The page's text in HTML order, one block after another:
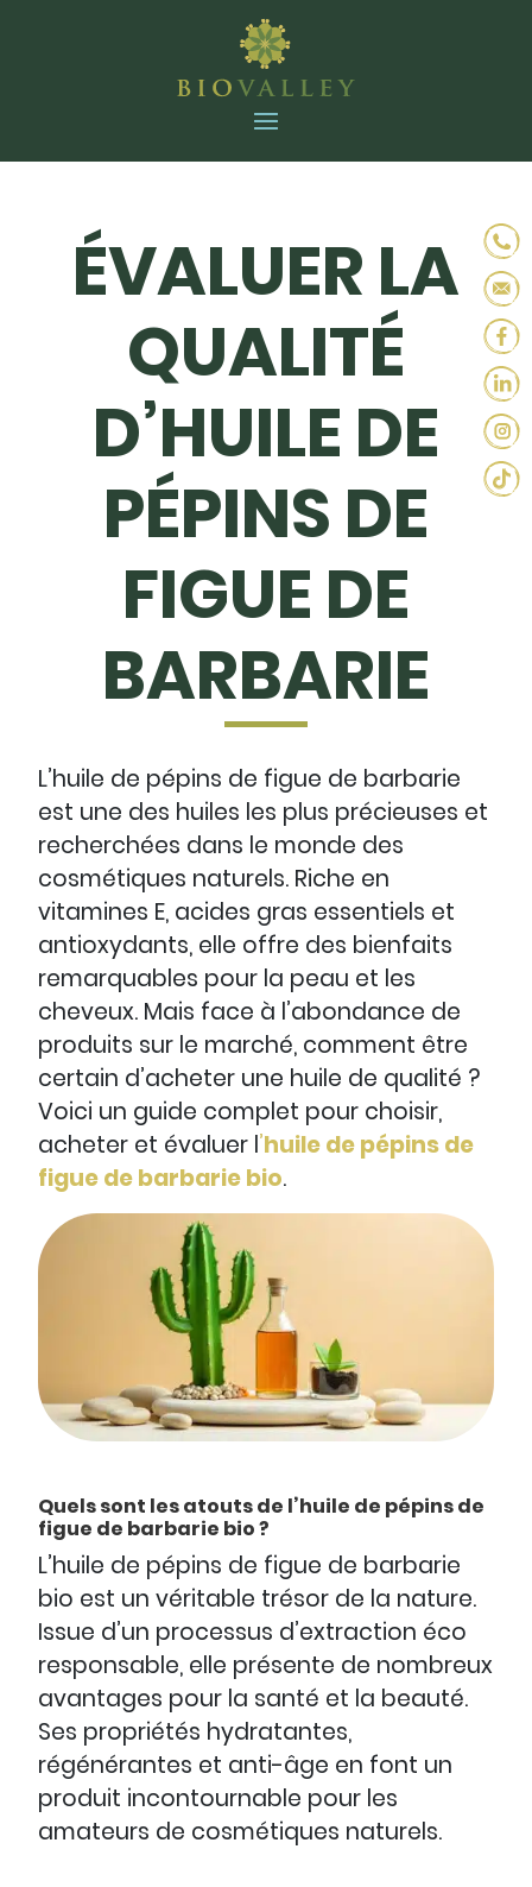
ÉVALUER LA
QUALITÉ
D’HUILE DE
PÉPINS DE
FIGUE DE
BARBARIE
L’huile de pépins de figue de barbarie
est une des huiles les plus précieuses et
recherchées dans le monde des
cosmétiques naturels. Riche en
vitamines E, acides gras essentiels et
antioxydants, elle offre des bienfaits
remarquables pour la peau et les
cheveux. Mais face à l’abondance de
produits sur le marché, comment être
certain d’acheter une huile de qualité ?
Voici un guide complet pour choisir,
acheter et évaluer l’huile de pépins de
figue de barbarie bio.
Quels sont les atouts de l’huile de pépins de
figue de barbarie bio ?
L’huile de pépins de figue de barbarie
bio est un véritable trésor de la nature.
Issue d’un processus d’extraction éco
responsable, elle présente de nombreux
avantages pour la santé et la beauté.
Ses propriétés hydratantes,
régénérantes et anti-âge en font un
produit incontournable pour les
amateurs de cosmétiques naturels.